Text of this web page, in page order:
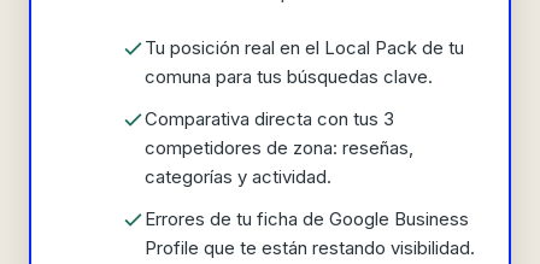
Tu posición real en el Local Pack de tu
comuna para tus búsquedas clave.
Comparativa directa con tus 3
competidores de zona: reseñas,
categorías y actividad.
Errores de tu ficha de Google Business
Profile que te están restando visibilidad.